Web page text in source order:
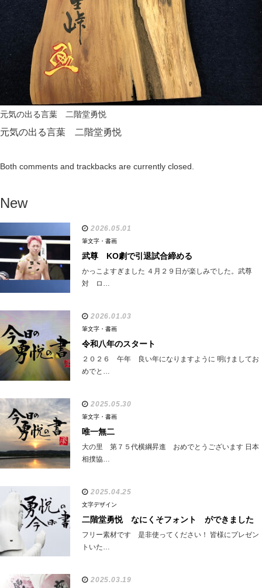
元気の出る言葉 二階堂勇悦
元気の出る言葉 二階堂勇悦
Both comments and trackbacks are currently closed.
New
2026.05.01
筆文字・書画
武尊 KO劇で引退試合締める
かっこよすぎました ４月２９日が楽しみでした。武尊
対 ロ…
2026.01.03
筆文字・書画
令和八年のスタート
２０２６ 午年 良い年になりますように 明けましてお
めでと…
2025.05.30
筆文字・書画
唯一無二
大の里 第７５代横綱昇進 おめでとうございます 日本
相撲協…
2025.04.25
文字デザイン
二階堂勇悦 なにくそフォント ができました
フリー素材です 是非使ってください！ 皆様にプレゼン
トいた…
2025.03.19